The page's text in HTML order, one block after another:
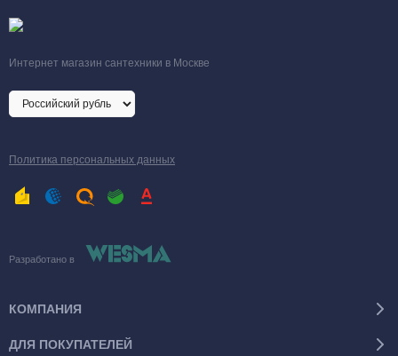
Интернет магазин сантехники в Москве
Политика персональных данных
Разработано в
КОМПАНИЯ
ДЛЯ ПОКУПАТЕЛЕЙ